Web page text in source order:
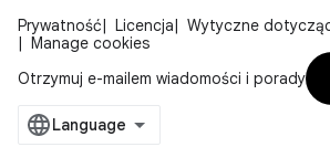
Prywatność Licencja
Wytyczne
Manage cookies
Otrzymuj e-mailem wiadomości i porady